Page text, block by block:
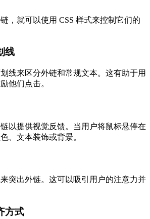
，就可以使用 CSS 样式来控制它们的
线
线来区分外链和常规文本。这有助于用
他们点击。
以提供视觉反馈。当用户将鼠标悬停在
、文本装饰或背景。
突出外链。这可以吸引用户的注意力并
方式